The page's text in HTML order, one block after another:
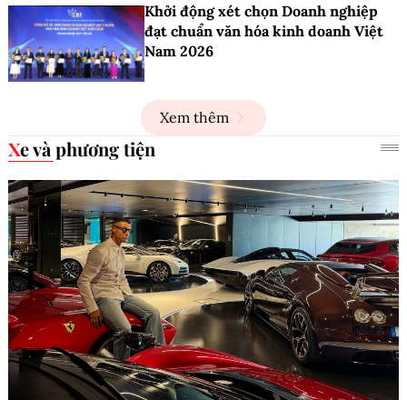
Khởi động xét chọn Doanh nghiệp
đạt chuẩn văn hóa kinh doanh Việt
Nam 2026
Xem thêm
Xe và phương tiện